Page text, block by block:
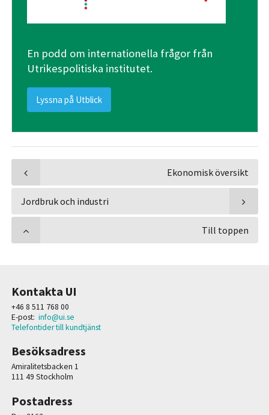
En podd om internationella frågor från
Utrikespolitiska institutet.
Lyssna på Utblick
Ekonomisk översikt
Jordbruk och industri
Till toppen
Kontakta UI
+46 8 511 768 00
E-post: info@ui.se
Telefontider till kundtjänst
Besöksadress
Amiralitetsbacken 1
111 49 Stockholm
Postadress